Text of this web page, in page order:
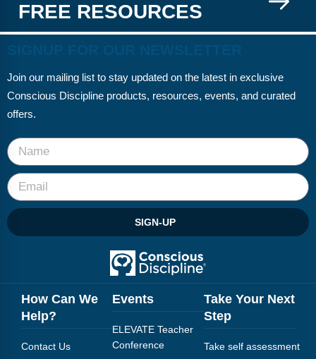
FREE RESOURCES
Join our mailing list to stay updated on the latest in exclusive
Conscious Discipline products, resources, events, and curated
offers.
SIGN-UP
How Can We
Help?
Contact Us
Events
ELEVATE Teacher
Conference
Take Your Next
Step
Take self assessment